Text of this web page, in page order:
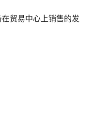
贸易中心上销售的发